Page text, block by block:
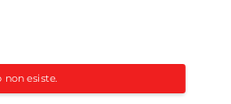
esiste.